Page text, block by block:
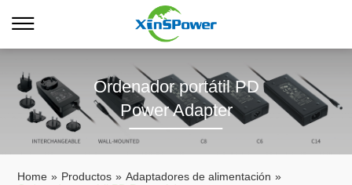
Ordenador portátil PD
Power Adapter
Home » Productos » Adaptadores de alimentación »